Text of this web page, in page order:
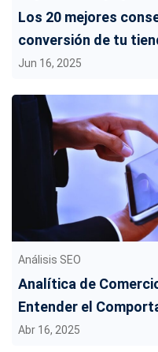
Los 20 mejores
conversión de tu
Jun 16, 2025
Análisis SEO
Analítica de
Entender el
Abr 16, 2025